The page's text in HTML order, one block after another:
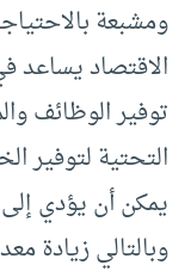
ومشبعة
الاقتصاد يساعد
توفير الوظائف
التحتية لتوفير
يمكن أن يؤدي إلى
وبالتالي زيادة